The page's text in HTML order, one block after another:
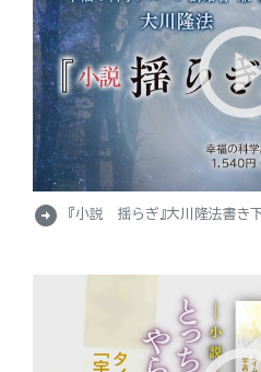
arrow_circle_right 『小説 揺らぎ』大川隆法書き